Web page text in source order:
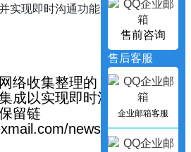
实现即时沟通功能。
络收集整理的《如何将腾
成以实现即时沟通功
留链
news_in/1493
售前咨询
售后客服
企业邮箱客服